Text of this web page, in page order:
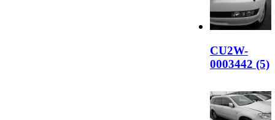
CU2W-
0003442 (5)